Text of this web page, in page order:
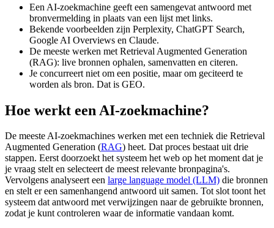
Een AI-zoekmachine geeft een samengevat antwoord met
bronvermelding in plaats van een lijst met links.
Bekende voorbeelden zijn Perplexity, ChatGPT Search,
Google AI Overviews en Claude.
De meeste werken met Retrieval Augmented Generation
(RAG): live bronnen ophalen, samenvatten en citeren.
Je concurreert niet om een positie, maar om geciteerd te
worden als bron. Dat is GEO.
Hoe werkt een AI-zoekmachine?
De meeste AI-zoekmachines werken met een techniek die Retrieval
Augmented Generation (RAG) heet. Dat proces bestaat uit drie
stappen. Eerst doorzoekt het systeem het web op het moment dat je
je vraag stelt en selecteert de meest relevante bronpagina's.
Vervolgens analyseert een large language model (LLM) die bronnen
en stelt er een samenhangend antwoord uit samen. Tot slot toont het
systeem dat antwoord met verwijzingen naar de gebruikte bronnen,
zodat je kunt controleren waar de informatie vandaan komt.